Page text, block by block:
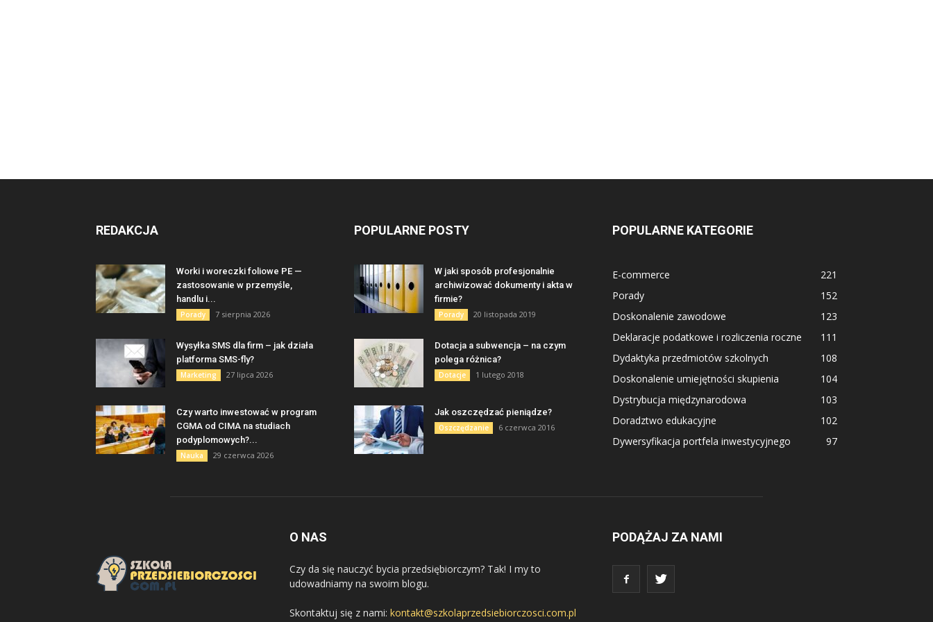
REDAKCJA
Worki i woreczki foliowe PE —
zastosowanie w przemyśle,
handlu i...
Porady 7 sierpnia 2026
Wysyłka SMS dla firm – jak działa
platforma SMS-fly?
Marketing 27 lipca 2026
Czy warto inwestować w program
CGMA od CIMA na studiach
podyplomowych?...
Nauka 29 czerwca 2026
POPULARNE POSTY
W jaki sposób profesjonalnie
archiwizować dokumenty i akta w
firmie?
Porady 20 listopada 2019
Dotacja a subwencja – na czym
polega różnica?
Dotacje 1 lutego 2018
Jak oszczędzać pieniądze?
Oszczędzanie 6 czerwca 2016
POPULARNE KATEGORIE
E-commerce
221
Porady
152
Doskonalenie zawodowe
123
Deklaracje podatkowe i rozliczenia roczne
111
Dydaktyka przedmiotów szkolnych
108
Doskonalenie umiejętności skupienia
104
Dystrybucja międzynarodowa
103
Doradztwo edukacyjne
102
Dywersyfikacja portfela inwestycyjnego
97
O NAS
Czy da się nauczyć bycia przedsiębiorczym? Tak! I my to
udowadniamy na swoim blogu.
Skontaktuj się z nami: kontakt@szkolaprzedsiebiorczosci.com.pl
PODĄŻAJ ZA NAMI